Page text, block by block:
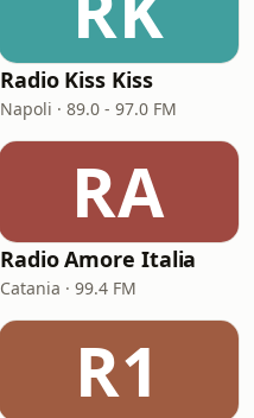
Radio Kiss Kiss
Napoli · 89.0 - 97.0 FM
RA
Radio Amore Italia
Catania · 99.4 FM
R1